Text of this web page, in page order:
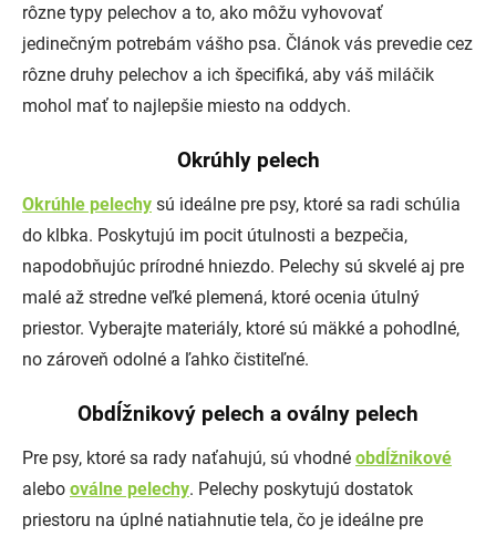
rôzne typy pelechov a to, ako môžu vyhovovať
jedinečným potrebám vášho psa. Článok vás prevedie cez
rôzne druhy pelechov a ich špecifiká, aby váš miláčik
mohol mať to najlepšie miesto na oddych.
Okrúhly pelech
Okrúhle pelechy sú ideálne pre psy, ktoré sa radi schúlia
do klbka. Poskytujú im pocit útulnosti a bezpečia,
napodobňujúc prírodné hniezdo. Pelechy sú skvelé aj pre
malé až stredne veľké plemená, ktoré ocenia útulný
priestor. Vyberajte materiály, ktoré sú mäkké a pohodlné,
no zároveň odolné a ľahko čistiteľné.
Obdĺžnikový pelech a oválny pelech
Pre psy, ktoré sa rady naťahujú, sú vhodné obdĺžnikové
alebo oválne pelechy. Pelechy poskytujú dostatok
priestoru na úplné natiahnutie tela, čo je ideálne pre